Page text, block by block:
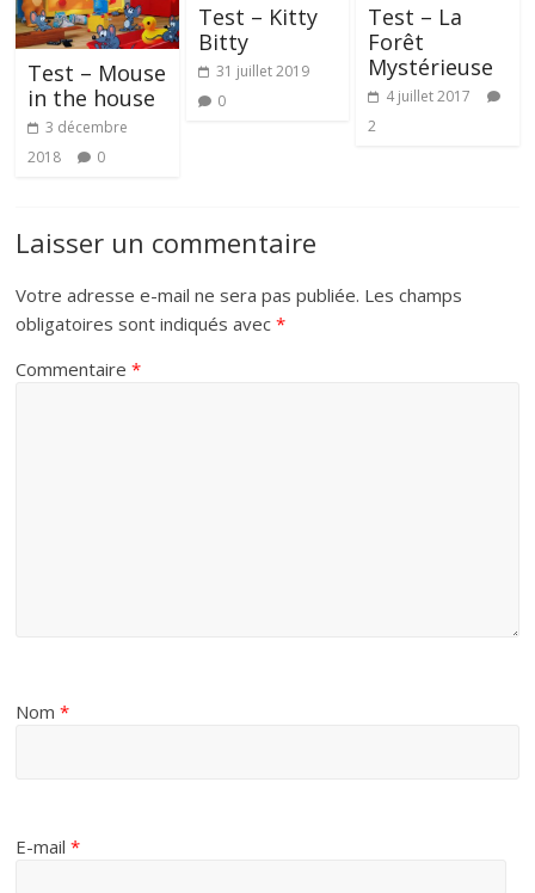
Test – Mouse
in the house
3 décembre
2018
0
Test – Kitty
Bitty
31 juillet 2019
0
Test – La
Forêt
Mystérieuse
4 juillet 2017
2
Laisser un commentaire
Votre adresse e-mail ne sera pas publiée. Les champs
obligatoires sont indiqués avec*
Commentaire*
Nom*
E-mail*